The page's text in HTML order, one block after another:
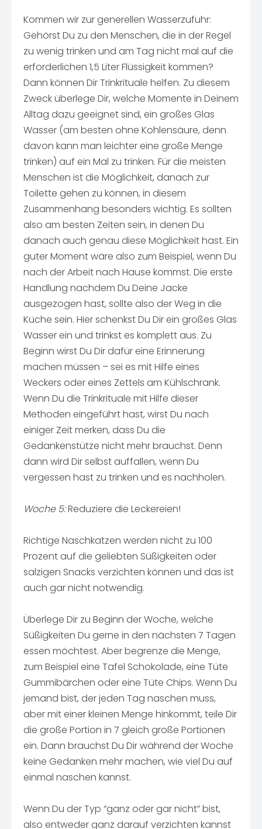
Kommen wir zur generellen Wasserzufuhr:
Gehörst Du zu den Menschen, die in der Regel
zu wenig trinken und am Tag nicht mal auf die
erforderlichen 1,5 Liter Flüssigkeit kommen?
Dann können Dir Trinkrituale helfen. Zu diesem
Zweck überlege Dir, welche Momente in Deinem
Alltag dazu geeignet sind, ein großes Glas
Wasser (am besten ohne Kohlensäure, denn
davon kann man leichter eine große Menge
trinken) auf ein Mal zu trinken. Für die meisten
Menschen ist die Möglichkeit, danach zur
Toilette gehen zu können, in diesem
Zusammenhang besonders wichtig. Es sollten
also am besten Zeiten sein, in denen Du
danach auch genau diese Möglichkeit hast. Ein
guter Moment wäre also zum Beispiel, wenn Du
nach der Arbeit nach Hause kommst. Die erste
Handlung nachdem Du Deine Jacke
ausgezogen hast, sollte also der Weg in die
Küche sein. Hier schenkst Du Dir ein großes Glas
Wasser ein und trinkst es komplett aus. Zu
Beginn wirst Du Dir dafür eine Erinnerung
machen müssen – sei es mit Hilfe eines
Weckers oder eines Zettels am Kühlschrank.
Wenn Du die Trinkrituale mit Hilfe dieser
Methoden eingeführt hast, wirst Du nach
einiger Zeit merken, dass Du die
Gedankenstütze nicht mehr brauchst. Denn
dann wird Dir selbst auffallen, wenn Du
vergessen hast zu trinken und es nachholen.
Woche 5:Reduziere die Leckereien!
Richtige Naschkatzen werden nicht zu 100
Prozent auf die geliebten Süßigkeiten oder
salzigen Snacks verzichten können und das ist
auch gar nicht notwendig.
Überlege Dir zu Beginn der Woche, welche
Süßigkeiten Du gerne in den nächsten 7 Tagen
essen möchtest. Aber begrenze die Menge,
zum Beispiel eine Tafel Schokolade, eine Tüte
Gummibärchen oder eine Tüte Chips. Wenn Du
jemand bist, der jeden Tag naschen muss,
aber mit einer kleinen Menge hinkommt, teile Dir
die große Portion in 7 gleich große Portionen
ein. Dann brauchst Du Dir während der Woche
keine Gedanken mehr machen, wie viel Du auf
einmal naschen kannst.
Wenn Du der Typ “ganz oder gar nicht” bist,
also entweder ganz darauf verzichten kannst